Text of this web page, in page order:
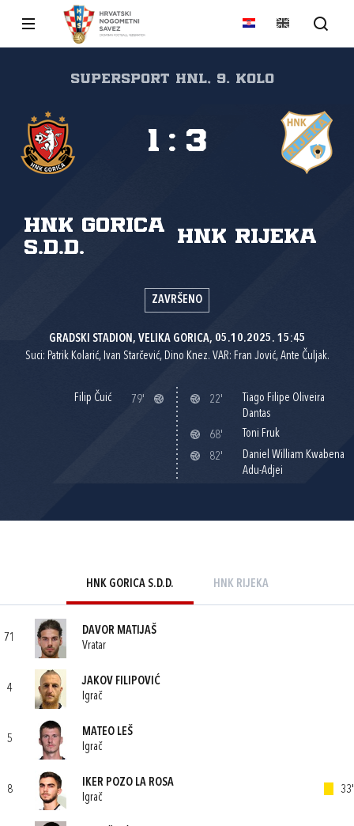
SuperSport HNL, 9. kolo
HNK Gorica
s.d.d.
HNK Rijeka
1 : 3
ZAVRŠENO
GRADSKI STADION, VELIKA GORICA, 05.10.2025. 15:45
Suci: Patrik Kolarić, Ivan Starčević, Dino Knez. VAR: Fran Jović, Ante Čuljak.
Filip Čuić 79' 22'
Tiago Filipe Oliveira
Dantas
68'
Toni Fruk
82'
Daniel William Kwabena
Adu-Adjei
HNK GORICA S.D.D. HNK RIJEKA
71
DAVOR MATIJAŠ
Vratar
4
JAKOV FILIPOVIĆ
Igrač
5
MATEO LEŠ
Igrač
8
IKER POZO LA ROSA
Igrač
33'